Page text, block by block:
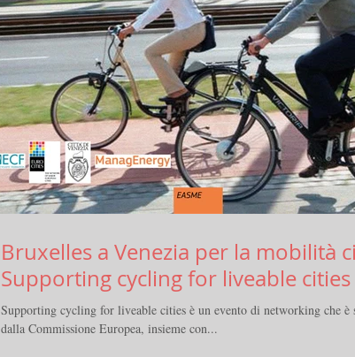
Bruxelles a Venezia per la mobilità
Supporting cycling for liveable cities
Supporting cycling for liveable cities è un evento di networking che è
dalla Commissione Europea, insieme con...